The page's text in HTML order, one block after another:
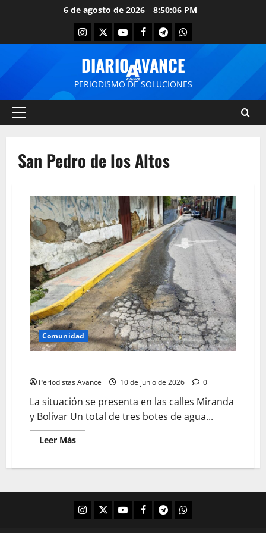
6 de agosto de 2026 8:50:06 PM
DIARIO AVANCE
PERIODISMO DE SOLUCIONES
San Pedro de los Altos
Comunidad
Periodistas Avance 10 de junio de 2026 0
La situación se presenta en las calles Miranda
y Bolívar Un total de tres botes de agua...
Leer Más